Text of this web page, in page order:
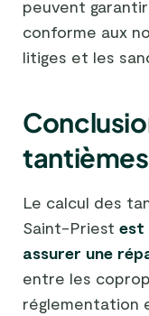
peuvent
conforme aux
litiges et les
Le calcul des
Saint-Priest est
assurer une
entre les
réglementation